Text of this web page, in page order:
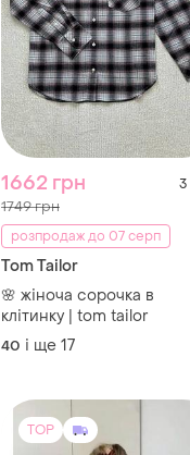
1662 грн 3
1749 грн
розпродаж до 07 серп
Tom Tailor
🌸 жіноча сорочка в
клітинку | tom tailor
40 і ще
TOP